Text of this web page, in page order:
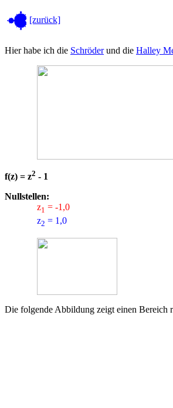
[zurück]
Hier habe ich die Schröderund die Halley
f(z) = z2 - 1
Nullstellen:
z1 = -1,0
z2 = 1,0
Die folgende Abbildung zeigt einen